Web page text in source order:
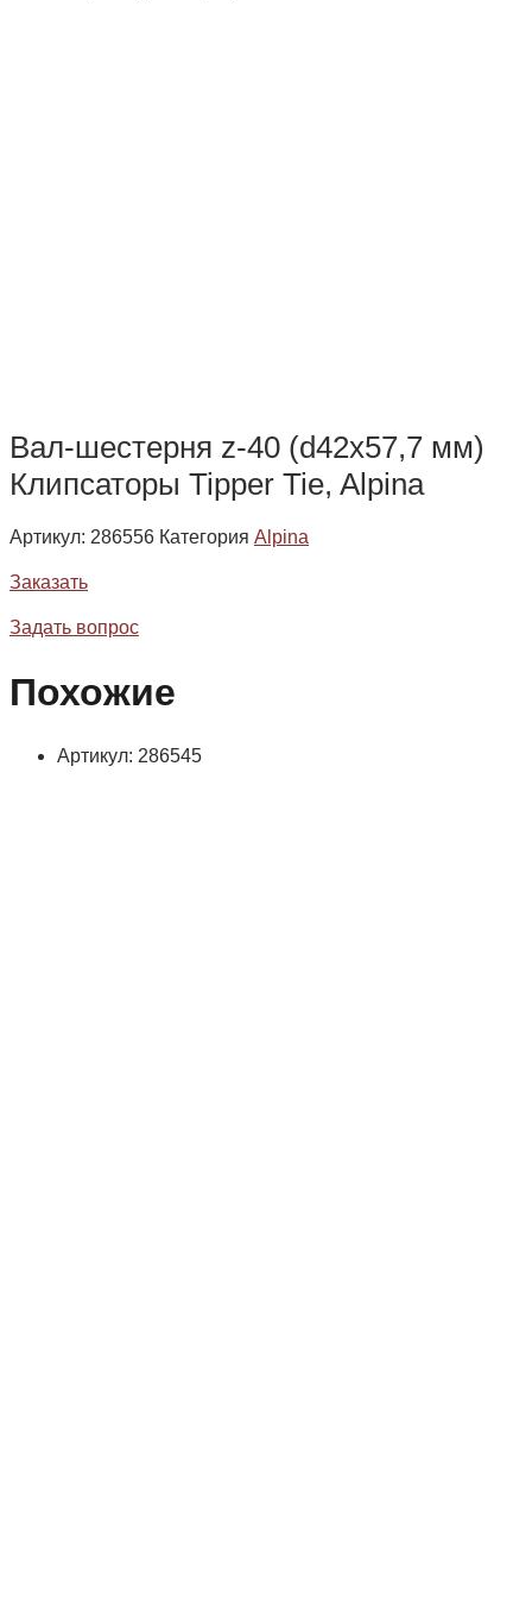
Вал-шестерня z-40 (d42x57,7 мм)
Клипсаторы Tipper Tie, Alpina
Артикул: 286556 Категория Alpina
Заказать
Задать вопрос
Похожие
Артикул: 286545